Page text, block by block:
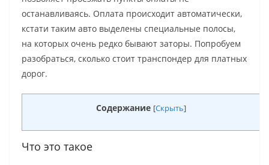
останавливаясь. Оплата происходит автоматически,
кстати таким авто выделены специальные полосы,
на которых очень редко бывают заторы. Попробуем
разобраться, сколько стоит транспондер для платных
дорог.
Содержание [Скрыть]
Что это такое